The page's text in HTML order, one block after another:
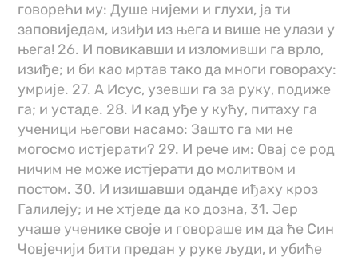
говорећи му: Душе нијеми и глухи, ја ти
заповиједам, изиђи из њега и више не улази у
њега! 26. И повикавши и изломивши га врло,
изиђе; и би као мртав тако да многи говораху:
умрије. 27. А Исус, узевши га за руку, подиже
га; и устаде. 28. И кад уђе у кућу, питаху га
ученици његови насамо: Зашто га ми не
могосмо истјерати? 29. И рече им: Овај се род
ничим не може истјерати до молитвом и
постом. 30. И изишавши оданде иђаху кроз
Галилеју; и не хтједе да ко дозна, 31. Јер
учаше ученике своје и говораше им да ће Син
Човјечији бити предан у руке људи, и убиће